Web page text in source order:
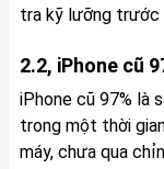
tra kỹ lưỡng trước
2.2, iPhone cũ
iPhone cũ 97% là
trong một thời
máy, chưa qua